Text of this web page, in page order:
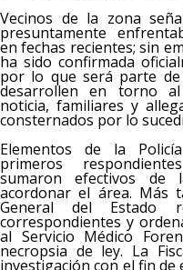
Vecinos de la zona
presuntamente
en fechas recientes; sin
ha sido confirmada
por lo que será parte de
desarrollen en torno
noticia, familiares y
consternados por lo
Elementos de la
primeros
sumaron efectivos de
acordonar el área. Más
General del Estado
correspondientes y
al Servicio Médico
necropsia de ley. La
investigación con el fin de